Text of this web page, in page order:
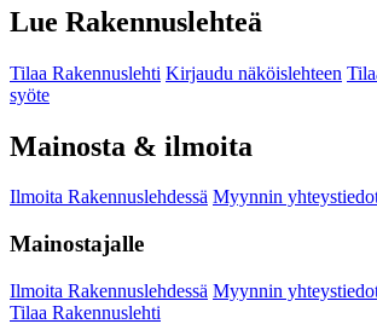
Lue Rakennuslehteä
Tilaa Rakennuslehti Kirjaudu näköislehteen
syöte
Mainosta & ilmoita
Ilmoita Rakennuslehdessä Myynnin
Mainostajalle
Ilmoita Rakennuslehdessä Myynnin
Tilaa Rakennuslehti